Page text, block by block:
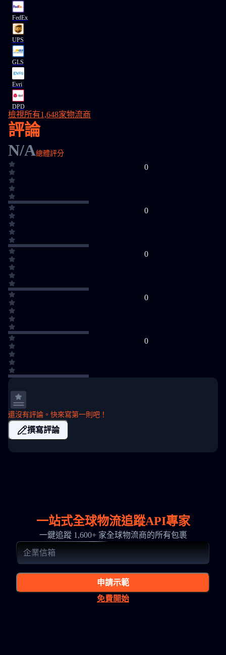
FedEx
UPS
GLS
Evri
DPD
檢視所有1,648家物流商
評論
N/A總體評分
0
0
0
0
0
還沒有評論。快來寫第一則吧！
撰寫評論
一站式全球物流追蹤API專家
一鍵追蹤 1,600+ 家全球物流商的所有包裹
申請示範
免費開始